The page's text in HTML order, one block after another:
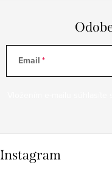
Email
Instagram